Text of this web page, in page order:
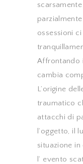
ossessioni
Affrontando
cambia
L’origine
traumatico
attacchi di
l’oggetto, il
situazione
l’ evento